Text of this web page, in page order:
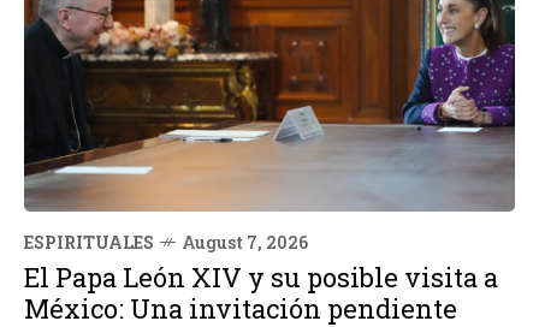
ESPIRITUALES August 7, 2026
El Papa León XIV y su posible visita a
México: Una invitación pendiente